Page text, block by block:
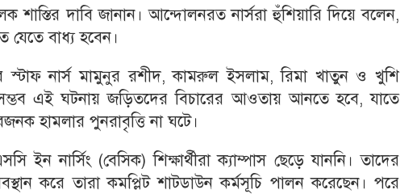
শাস্তির দাবি জানান। আন্দোলনরত নার্সরা হুঁশিয়ারি দিয়ে বলেন,
বাধ্য হবেন।
স্টাফ নার্স মামুনুর রশীদ, কামরুল ইসলাম, রিমা খাতুন ও খুশি
এই ঘটনায় জড়িতদের বিচারের আওতায় আনতে হবে, যাতে
হামলার পুনরাবৃত্তি না ঘটে।
ইন নার্সিং (বেসিক) শিক্ষার্থীরা ক্যাম্পাস ছেড়ে যাননি। তাদের
করে তারা কমপ্লিট শাটডাউন কর্মসূচি পালন করেছেন। পরে